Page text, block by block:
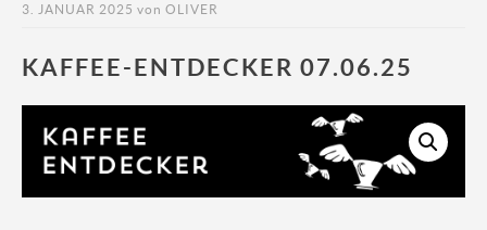
3. JANUAR 2025 von OLIVER
KAFFEE-ENTDECKER 07.06.25